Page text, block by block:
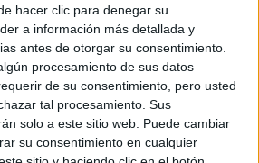
hacer clic para denegar su
a información más detallada y
antes de otorgar su consentimiento.
procesamiento de sus datos
de su consentimiento, pero usted
tal procesamiento. Sus
solo a este sitio web. Puede cambiar
su consentimiento en cualquier
35